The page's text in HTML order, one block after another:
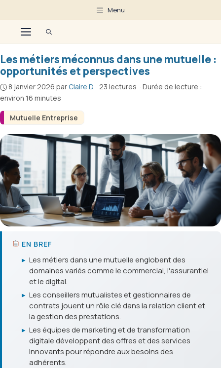
au
contenu
Menu
Menu
Mutuelle Entreprise
Les métiers méconnus dans une mutuelle :
opportunités et perspectives
8 janvier 2026 par Claire D. · 23 lectures · Durée de lecture :
environ 16 minutes
EN BREF
▸ Les métiers dans une mutuelle englobent des
domaines variés comme le commercial, l'assurantiel
et le digital.
▸ Les conseillers mutualistes et gestionnaires de
contrats jouent un rôle clé dans la relation client et
la gestion des prestations.
▸ Les équipes de marketing et de transformation
digitale développent des offres et des services
innovants pour répondre aux besoins des
adhérents.